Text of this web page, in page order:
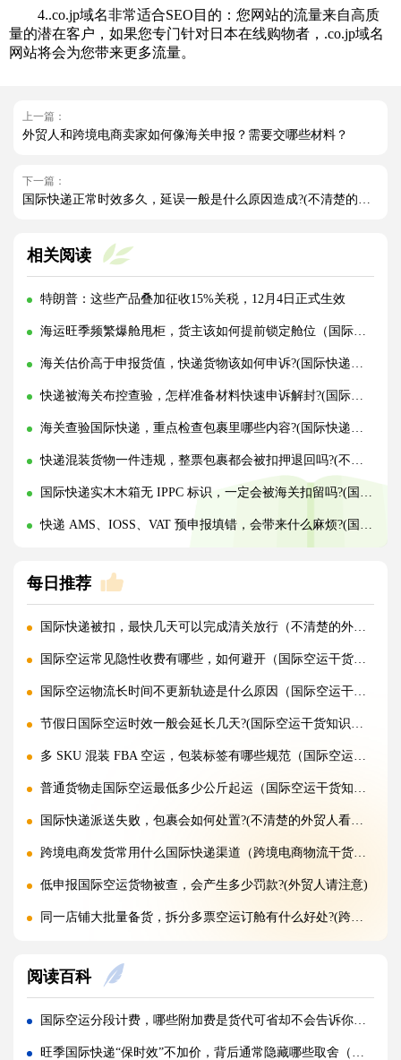
4..co.jp域名非常适合SEO目的：您网站的流量来自高质
量的潜在客户，如果您专门针对日本在线购物者，.co.jp域名
网站将会为您带来更多流量。
上一篇：
外贸人和跨境电商卖家如何像海关申报？需要交哪些材料？
下一篇：
相关阅读
特朗普：这些产品叠加征收15%关税，12月4日正式生效
海运旺季频繁爆舱甩柜，货主该如何提前锁定舱位（国际海运干货知识分享）
海关估价高于申报货值，快递货物该如何申诉?(国际快递干货知识分享)
快递被海关布控查验，怎样准备材料快速申诉解封?(国际快递干货知识分享)
海关查验国际快递，重点检查包裹里哪些内容?(国际快递干货知识分享)
快递混装货物一件违规，整票包裹都会被扣押退回吗?(不清楚的外贸人看过来)
国际快递实木木箱无 IPPC 标识，一定会被海关扣留吗?(国际快递干货知识分享)
快递 AMS、IOSS、VAT 预申报填错，会带来什么麻烦?(国际快递干货知识分享)
每日推荐
国际快递被扣，最快几天可以完成清关放行（不清楚的外贸人看过来）
国际空运常见隐性收费有哪些，如何避开（国际空运干货知识分享）
国际空运物流长时间不更新轨迹是什么原因（国际空运干货知识分享）
节假日国际空运时效一般会延长几天?(国际空运干货知识分享)
多 SKU 混装 FBA 空运，包装标签有哪些规范（国际空运干货知识分享）
普通货物走国际空运最低多少公斤起运（国际空运干货知识分享）
国际快递派送失败，包裹会如何处置?(不清楚的外贸人看过来)
跨境电商发货常用什么国际快递渠道（跨境电商物流干货知识分享）
低申报国际空运货物被查，会产生多少罚款?(外贸人请注意)
同一店铺大批量备货，拆分多票空运订舱有什么好处?(跨境电商卖家必看篇)
亚马逊新规落地，空运带电产品入仓有哪些新增限制?(亚马逊卖家请注意)
多国中转空运，过境海关查验该如何配合举证（国际空运干货知识分享）
多 SKU 混装托盘空运，如何装箱能减少亚马逊人工分拣拉长上架时长?(国际空运干货知识分享)
阅读百科
国际空运分段计费，哪些附加费是货代可省却不会告诉你的（跨境电商卖家请注意）
旺季国际快递“保时效”不加价，背后通常隐藏哪些取舍（跨境电商卖家请注意）